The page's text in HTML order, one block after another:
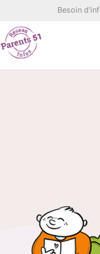
Aller au contenu
Besoin
Panneau de